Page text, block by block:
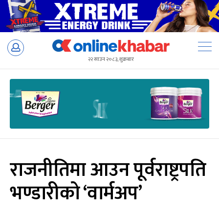
Skip
२२ साउन २०८३, शुक्रबार
राजनीतिमा आउन पूर्वराष्ट्रपति
भण्डारीको ‘वार्मअप’